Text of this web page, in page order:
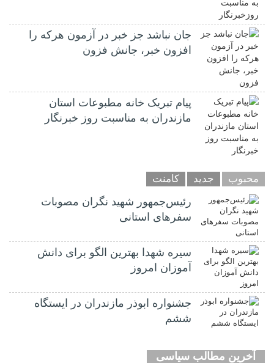
جان نباشد جز خبر در آزمون هرکه را
افزون خبر، جانش فزون
پیام تبریک خانه مطبوعات استان
مازندران به مناسبت روز خبرنگار
محبوب جدید کامنت
رئیس‌جمهور شهید نگران مصوبات
سفرهای استانی
سیره شهدا بهترین الگو برای دانش
آموزان امروز
جشنواره ابوذر مازندران در ایستگاه
ششم
آخرین مطالب سیاسی